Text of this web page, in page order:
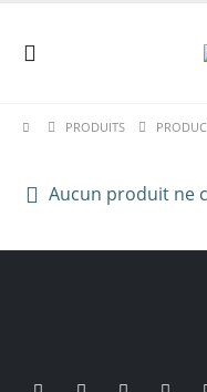
PRODUITS
Aucun produit ne